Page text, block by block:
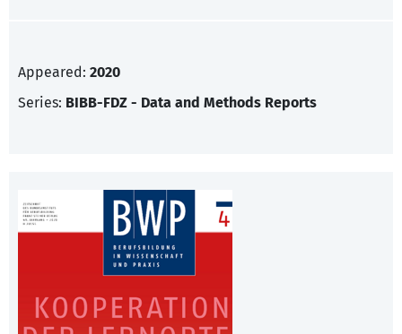
Appeared: 2020
Series: BIBB-FDZ - Data and Methods Reports